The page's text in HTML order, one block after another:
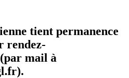
tient permanence
rendez-
mail à